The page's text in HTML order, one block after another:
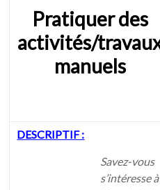
Pratiquer des
activités/
manuels
DESCRIPTIF :
Savez-
s’intéresse à